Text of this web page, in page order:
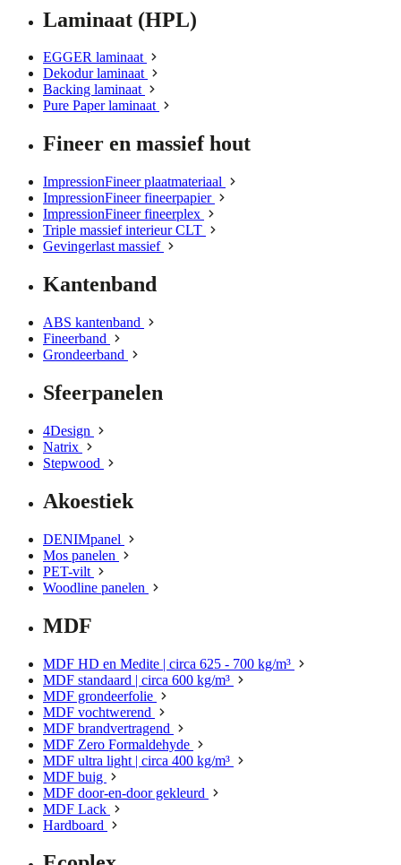
Laminaat (HPL)
EGGER laminaat
Dekodur laminaat
Backing laminaat
Pure Paper laminaat
Fineer en massief hout
ImpressionFineer plaatmateriaal
ImpressionFineer fineerpapier
ImpressionFineer fineerplex
Triple massief interieur CLT
Gevingerlast massief
Kantenband
ABS kantenband
Fineerband
Grondeerband
Sfeerpanelen
4Design
Natrix
Stepwood
Akoestiek
DENIMpanel
Mos panelen
PET-vilt
Woodline panelen
MDF
MDF HD en Medite | circa 625 - 700 kg/m³
MDF standaard | circa 600 kg/m³
MDF grondeerfolie
MDF vochtwerend
MDF brandvertragend
MDF Zero Formaldehyde
MDF ultra light | circa 400 kg/m³
MDF buig
MDF door-en-door gekleurd
MDF Lack
Hardboard